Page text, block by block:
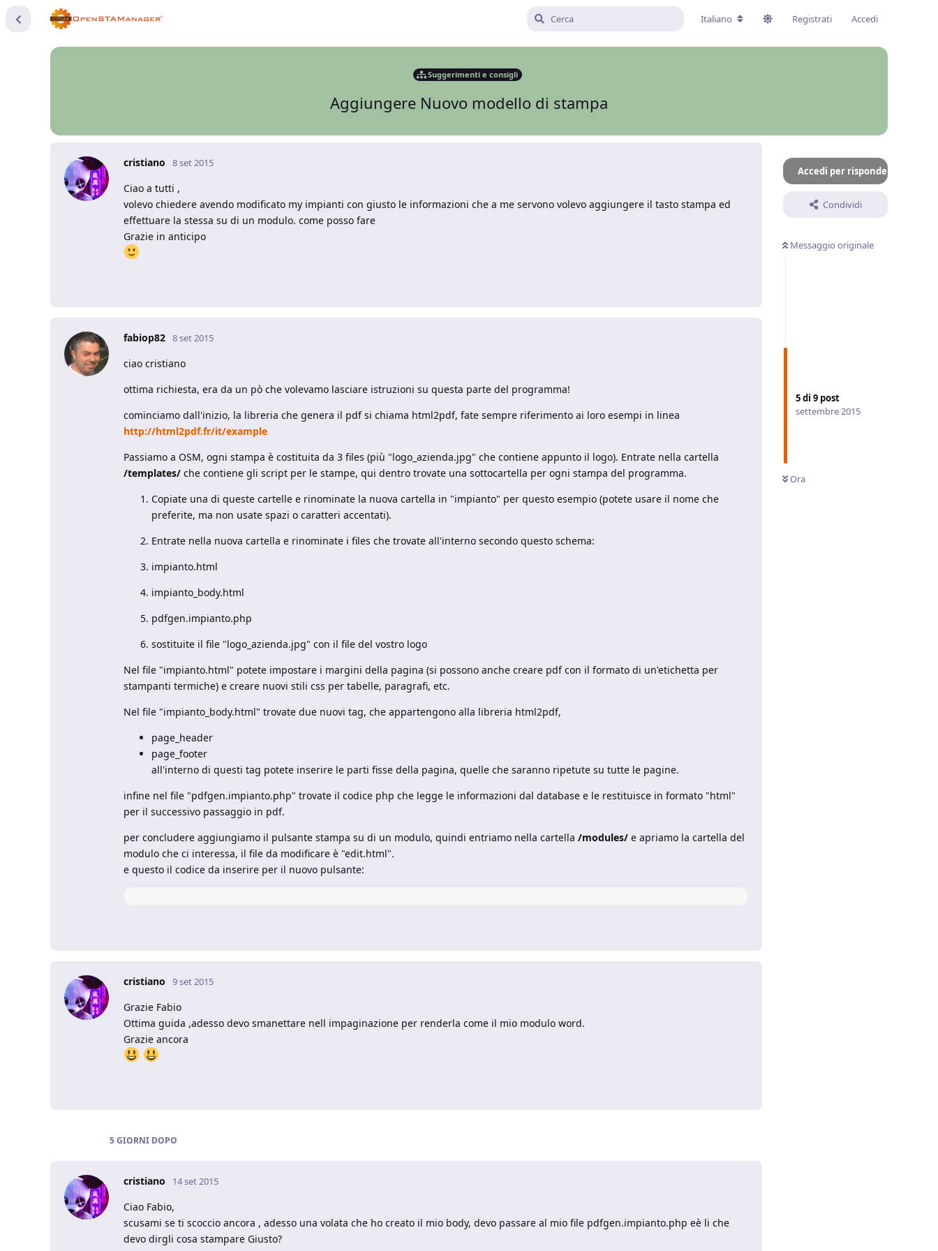
Italiano Registrati Accedi
Suggerimenti e consigli
Aggiungere Nuovo modello di stampa
Accedi per rispondere
Condividi
Messaggio originale
5di 9 post
settembre 2015
Ora
cristiano 8 set 2015
Ciao a tutti ,
volevo chiedere avendo modificato my impianti con giusto le informazioni che a me servono volevo aggiungere il tasto stampa ed
effettuare la stessa su di un modulo. come posso fare
Grazie in anticipo
fabiop82 8 set 2015
ciao cristiano
ottima richiesta, era da un pò che volevamo lasciare istruzioni su questa parte del programma!
cominciamo dall'inizio, la libreria che genera il pdf si chiama html2pdf, fate sempre riferimento ai loro esempi in linea
http://html2pdf.fr/it/example
Passiamo a OSM, ogni stampa è costituita da 3 files (più "logo_azienda.jpg" che contiene appunto il logo). Entrate nella cartella
/templates/ che contiene gli script per le stampe, qui dentro trovate una sottocartella per ogni stampa del programma.
Copiate una di queste cartelle e rinominate la nuova cartella in "impianto" per questo esempio (potete usare il nome che
preferite, ma non usate spazi o caratteri accentati).
Entrate nella nuova cartella e rinominate i files che trovate all'interno secondo questo schema:
impianto.html
impianto_body.html
pdfgen.impianto.php
sostituite il file "logo_azienda.jpg" con il file del vostro logo
Nel file "impianto.html" potete impostare i margini della pagina (si possono anche creare pdf con il formato di un'etichetta per
stampanti termiche) e creare nuovi stili css per tabelle, paragrafi, etc.
Nel file "impianto_body.html" trovate due nuovi tag, che appartengono alla libreria html2pdf,
page_header
page_footer
all'interno di questi tag potete inserire le parti fisse della pagina, quelle che saranno ripetute su tutte le pagine.
infine nel file "pdfgen.impianto.php" trovate il codice php che legge le informazioni dal database e le restituisce in formato "html"
per il successivo passaggio in pdf.
per concludere aggiungiamo il pulsante stampa su di un modulo, quindi entriamo nella cartella /modules/ e apriamo la cartella del
modulo che ci interessa, il file da modificare è "edit.html".
e questo il codice da inserire per il nuovo pulsante:
cristiano 9 set 2015
Grazie Fabio
Ottima guida ,adesso devo smanettare nell impaginazione per renderla come il mio modulo word.
Grazie ancora
5 GIORNI DOPO
cristiano 14 set 2015
Ciao Fabio,
scusami se ti scoccio ancora , adesso una volata che ho creato il mio body, devo passare al mio file pdfgen.impianto.php eè li che
devo dirgli cosa stampare Giusto?